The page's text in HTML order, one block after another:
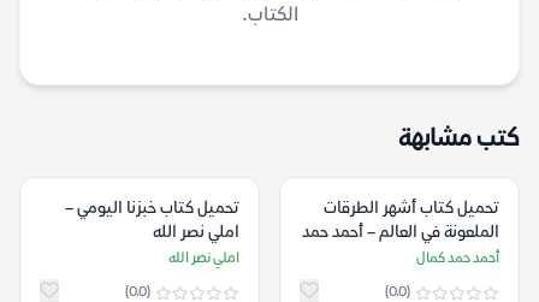
الكتاب.
كتب مشابهة
تحميل كتاب أشهر الطرقات
الملعونة في العالم – أحمد حمد
كمال
أحمد حمد كمال
(0.0)
تحميل كتاب خبزنا اليومي –
املي نصر الله
املي نصر الله
(0.0)